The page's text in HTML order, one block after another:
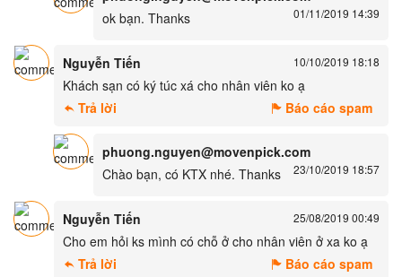
01/11/2019 14:39
ok bạn. Thanks
Nguyễn Tiến 10/10/2019 18:18
Khách sạn có ký túc xá cho nhân viên ko ạ
Trả lời
Báo cáo spam
phuong.nguyen@movenpick.com
23/10/2019 18:57
Chào bạn, có KTX nhé. Thanks
Nguyễn Tiến 25/08/2019 00:49
Cho em hỏi ks mình có chỗ ở cho nhân viên ở xa ko ạ
Trả lời
Báo cáo spam